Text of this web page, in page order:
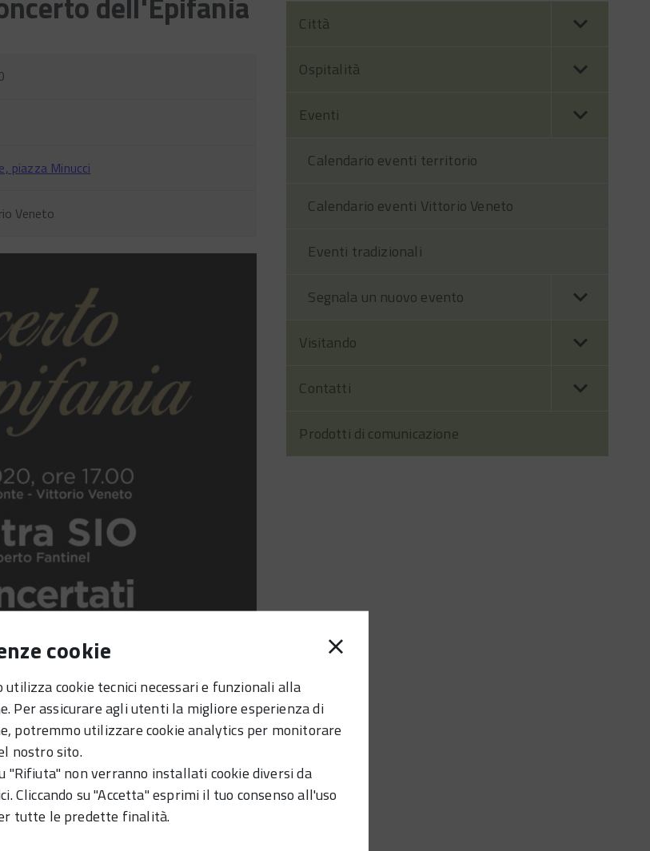
cookie
utilizza cookie tecnici necessari e funzionali alla
Per assicurare agli utenti la migliore esperienza di
potremmo utilizzare cookie analytics per monitorare
nostro sito.
"Rifiuta" non verranno installati cookie diversi da
Cliccando su "Accetta" esprimi il tuo consenso all'uso
tutte le predette finalità.
piazza Minucci
Veneto
Città
Ospitalità
Eventi
Calendario eventi territorio
Calendario eventi Vittorio Veneto
Eventi tradizionali
Segnala un nuovo evento
Visitando
Contatti
Prodotti di comunicazione